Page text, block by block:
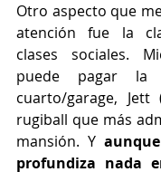
Otro aspecto que
atención fue la
clases sociales.
puede pagar
cuarto/garage,
rugiball que más
mansión. Y
profundiza nada